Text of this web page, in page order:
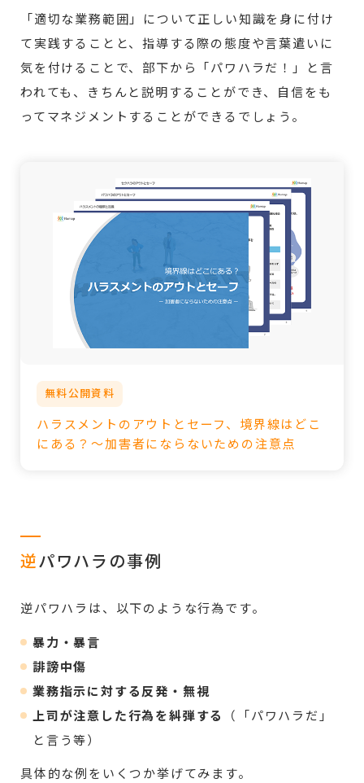
「適切な業務範囲」について正しい知識を身に付け
て実践することと、指導する際の態度や言葉遣いに
気を付けることで、部下から「パワハラだ！」と言
われても、きちんと説明することができ、自信をも
ってマネジメントすることができるでしょう。
無料公開資料
ハラスメントのアウトとセーフ、境界線はどこ
にある？～加害者にならないための注意点
逆パワハラの事例
逆パワハラは、以下のような行為です。
暴力・暴言
誹謗中傷
業務指示に対する反発・無視
上司が注意した行為を糾弾する
（「パワハラだ」
と言う等）
具体的な例をいくつか挙げてみます。